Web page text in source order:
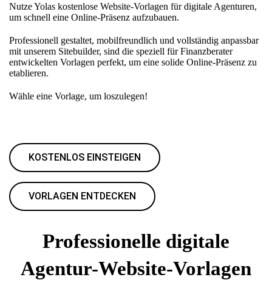
Nutze Yolas kostenlose Website-Vorlagen für digitale Agenturen,
um schnell eine Online-Präsenz aufzubauen.
Professionell gestaltet, mobilfreundlich und vollständig anpassbar
mit unserem Sitebuilder, sind die speziell für Finanzberater
entwickelten Vorlagen perfekt, um eine solide Online-Präsenz zu
etablieren.
Wähle eine Vorlage, um loszulegen!
KOSTENLOS EINSTEIGEN
VORLAGEN ENTDECKEN
Professionelle digitale
Agentur-Website-Vorlagen